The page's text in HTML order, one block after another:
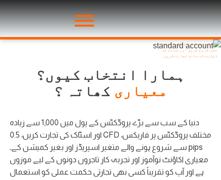
معیاری اکاؤنٹ
عالمی منڈیوں کے لیے اپنا
سفر شروع کریں اور سب سے کم
ڈپازٹ کے ساتھ تجارت کریں۔
ہمارا انتخاب کیوں؟
معیاری کھاتہ ؟
دنیا کے سب سے بڑے پروڈکٹس کے پول میں 1,000 سے زیادہ
مختلف پروڈکٹس پر فاریکس، CFD اور اسٹاک کی تجارت کریں، 0.5
pips سے شروع ہونے والے متغیر اسپریڈز اور بغیر کمیشن کے۔
معیاری اکاؤنٹ نوآموز اور تجربہ کار تاجروں دونوں کے لیے موزوں
ہے اور آپ کو تقریباً کسی بھی تجارتی حکمت عملی کو استعمال